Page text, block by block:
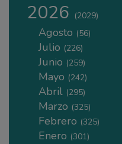
2026 (2029)
Agosto (56)
Julio (226)
Junio (259)
Mayo (242)
Abril (295)
Marzo (325)
Febrero (325)
Enero (301)